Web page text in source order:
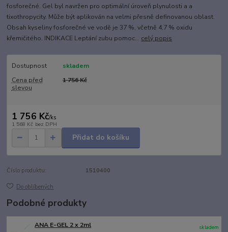
fosforečné. Gel byl navržen pro optimální úroveň plynulosti a a
tixothropycity. Může být aplikován na velmi přesně definovanou oblast.
Obsah kyseliny fosforečné ve vodě je 37 %, včetně 4,7 % oxidu
křemičitého. INDIKACE Leptání zubu pomoc... celý popis
Dostupnost
skladem
Cena před
slevou
1 756 Kč
1 756 Kč/ks
1 568 Kč bez DPH
Přidat do košíku
Číslo produktu: 1510400
Do oblíbených
Podobné produkty
ANA E-GEL 2 x 2ml
skladem